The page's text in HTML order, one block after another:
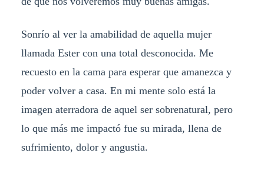
Sonrío al ver la amabilidad de aquella mujer
llamada Ester con una total desconocida. Me
recuesto en la cama para esperar que amanezca y
poder volver a casa. En mi mente solo está la
imagen aterradora de aquel ser sobrenatural, pero
lo que más me impactó fue su mirada, llena de
sufrimiento, dolor y angustia.